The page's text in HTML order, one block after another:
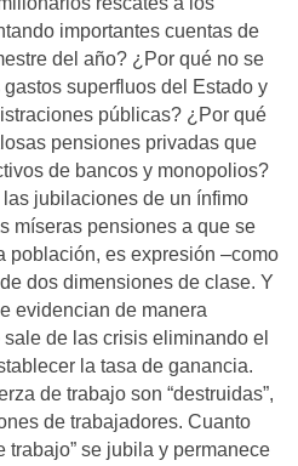
importantes cuentas de
del año? ¿Por qué no se
superfluos del Estado y
públicas? ¿Por qué
pensiones privadas que
de bancos y monopolios?
jubilaciones de un ínfimo
míseras pensiones a que se
población, es expresión –como
dos dimensiones de clase. Y
evidencian de manera
de las crisis eliminando el
la tasa de ganancia.
de trabajo son “destruidas”,
de trabajadores. Cuanto
trabajo” se jubila y permanece